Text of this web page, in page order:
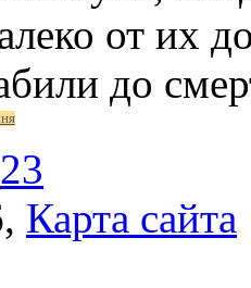
от их
до
23
Карта сайта